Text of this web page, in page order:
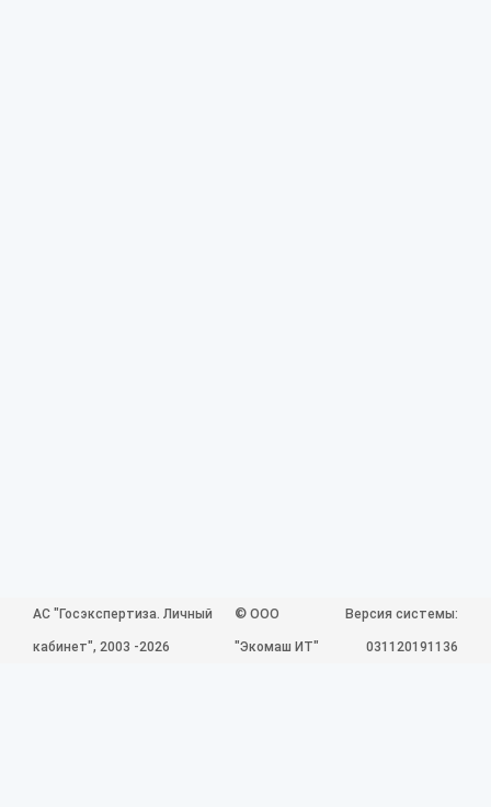
АС "Госэкспертиза. Личный
кабинет", 2003 -2026
©ООО
"Экомаш ИТ"
Версия системы:
031120191136